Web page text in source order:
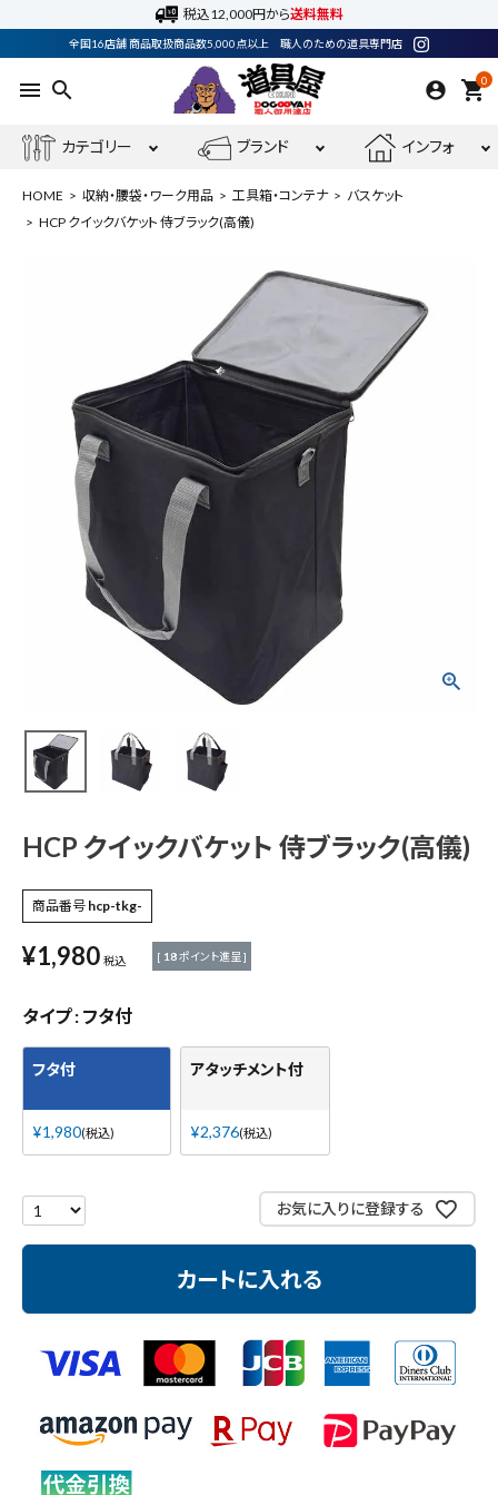
税込12,000円から送料無料
全国16店舗 商品取扱商品数5,000点以上 職人のための道具専門店
menu search 0
shopping_cart
カテゴリー ブランド インフォ
person 会員登録
最近閲覧した商品
HCP クイックバケッ
電動工具
エアー工具・機械工具
先端工具
作業工具・大工道具
測定工具・筆記具
収納・腰袋・ワーク用品
現場安全・運搬
HOME 収納・腰袋・ワーク用品 工具箱・コンテナ
バスケット
HCP クイックバケット 侍ブラック(高儀)
HCP クイックバケット 侍ブラック(高儀)
商品番号 hcp-tkg-
¥1,980 税込 [ 18ポイント進呈 ]
タイプ フタ付
フタ付
¥1,980 税込
アタッチメント付
¥2,376 税込
お気に入りに登録する
カートに入れる